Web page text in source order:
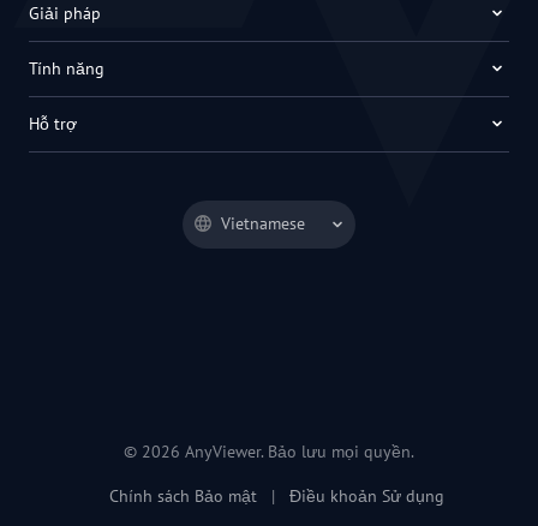
Vietnamese
Giải pháp
Tính năng
Hỗ trợ
© 2026 AnyViewer. Bảo lưu mọi quyền.
Chính sách Bảo mật | Điều khoản Sử dụng